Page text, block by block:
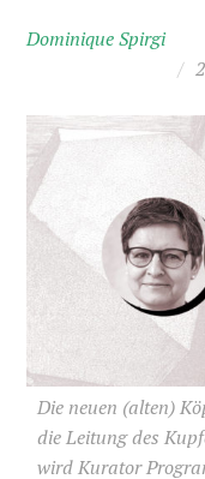
Dominique Spirgi
/
Die neuen (alten)
die Leitung des
wird Kurator